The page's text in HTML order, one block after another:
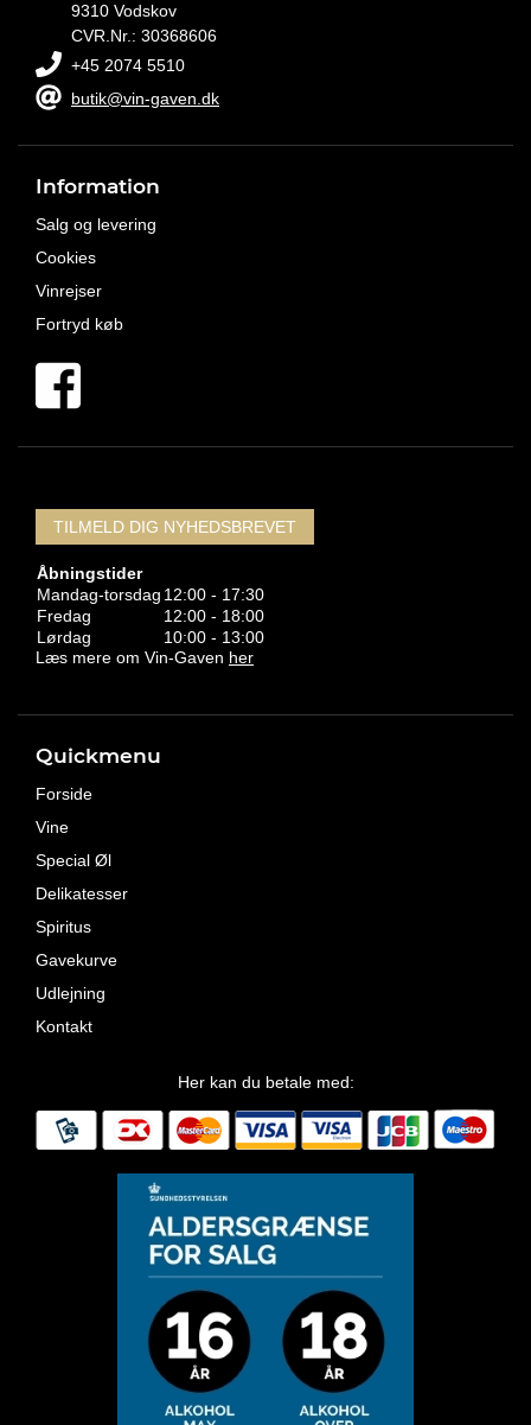
9310 Vodskov
CVR.Nr.: 30368606
+45 2074 5510
butik@vin-gaven.dk
Information
Salg og levering
Cookies
Vinrejser
Fortryd køb
TILMELD DIG NYHEDSBREVET
Åbningstider
Mandag-torsdag 12:00 - 17:30
Fredag
12:00 - 18:00
Lørdag
10:00 - 13:00
Læs mere om Vin-Gaven her
Quickmenu
Forside
Vine
Special Øl
Delikatesser
Spiritus
Gavekurve
Udlejning
Kontakt
Her kan du betale med: